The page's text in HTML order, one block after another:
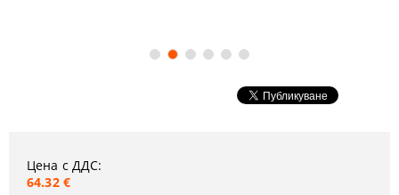
Цена с ДДС:
64.32 €